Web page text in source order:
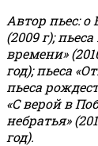
Автор пьес: о
(2009 г);
времени»
год); пьеса
пьеса
«С верой в
небратья»
год).